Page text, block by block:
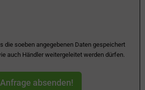
die soeben angegebenen Daten gespeichert
auch Händler weitergeleitet werden dürfen.
Anfrage absenden!